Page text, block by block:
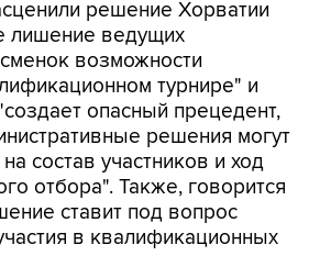
возможности
турнире" и
опасный прецедент,
решения могут
состав участников и ход
отбора". Также, говорится
ставит под вопрос
в квалификационных
спортсменов всех